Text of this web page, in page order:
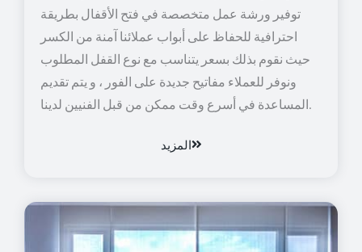
توفير ورشة عمل متخصصة في فتح الأقفال بطريقة
احترافية للحفاظ على أبواب عملائنا آمنة من الكسر
حيث نقوم بذلك بسعر يتناسب مع نوع القفل المطلوب
ونوفر للعملاء مفاتيح جديدة على الفور ، و يتم تقديم
المساعدة في أسرع وقت ممكن من قبل الفنيين لدينا.
المزيد